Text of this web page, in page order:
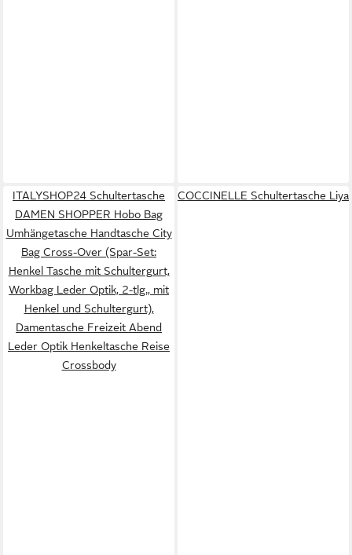
ITALYSHOP24 Schultertasche
DAMEN SHOPPER Hobo Bag
Umhängetasche Handtasche City
Bag Cross-Over (Spar-Set:
Henkel Tasche mit Schultergurt,
Workbag Leder Optik, 2-tlg., mit
Henkel und Schultergurt),
Damentasche Freizeit Abend
Leder Optik Henkeltasche Reise
Crossbody
COCCINELLE Schultertasche Liya